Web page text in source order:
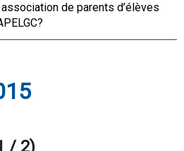
de parents d’élèves
/ 2)